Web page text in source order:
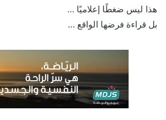
هذا ليس ضغطًا إعلاميًا …
بل قراءة فرضها الواقع …